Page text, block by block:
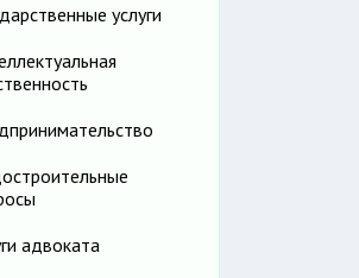
услуги
адвоката